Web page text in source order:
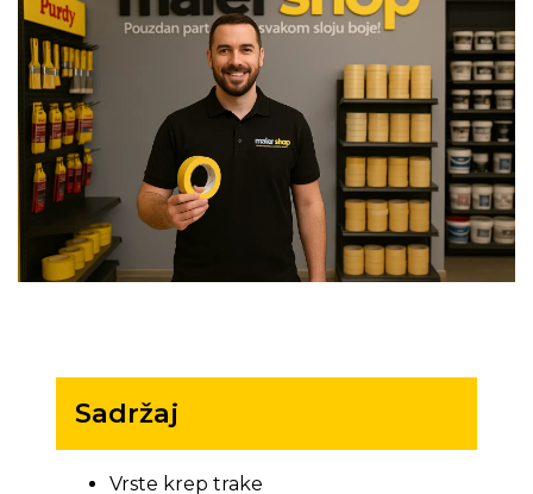
Sadržaj
Vrste krep trake